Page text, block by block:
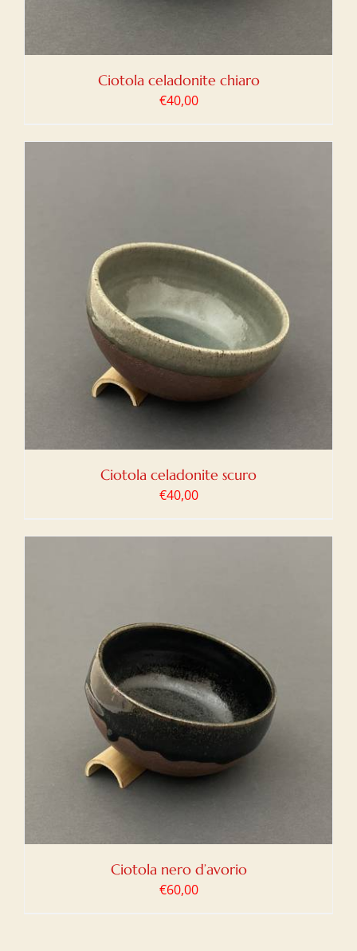
Ciotola celadonite chiaro
€40,00
Ciotola celadonite scuro
€40,00
Ciotola nero d’avorio
€60,00